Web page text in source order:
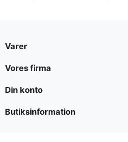
Varer
Vores firma
Din konto
Butiksinformation